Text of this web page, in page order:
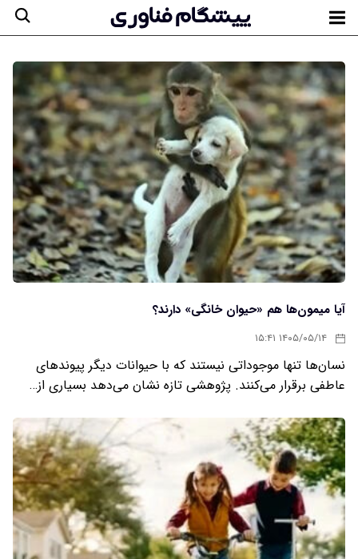
آیا میمون‌ها هم «حیوان خانگی» دارند؟
۱۴۰۵/۰۵/۱۴ ۱۵:۴۱
نسان‌ها تنها موجوداتی نیستند که با حیوانات دیگر پیوندهای
عاطفی برقرار می‌کنند. پژوهشی تازه نشان می‌دهد بسیاری از…